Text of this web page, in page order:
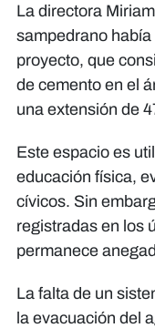
La directora
sampedrano
proyecto, que
de cemento en el
una extensión de
Este espacio es
educación física,
cívicos. Sin
registradas en los
permanece
La falta de un
la evacuación del